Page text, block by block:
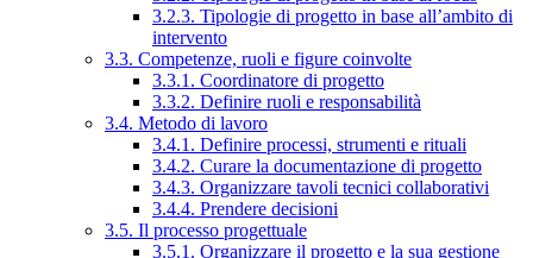
3.2.3. Tipologie di progetto in base all’ambito di
intervento
3.3. Competenze, ruoli e figure coinvolte
3.3.1. Coordinatore di progetto
3.3.2. Definire ruoli e responsabilità
3.4. Metodo di lavoro
3.4.1. Definire processi, strumenti e rituali
3.4.2. Curare la documentazione di progetto
3.4.3. Organizzare tavoli tecnici collaborativi
3.4.4. Prendere decisioni
3.5. Il processo progettuale
3.5.1. Organizzare il progetto e la sua gestione